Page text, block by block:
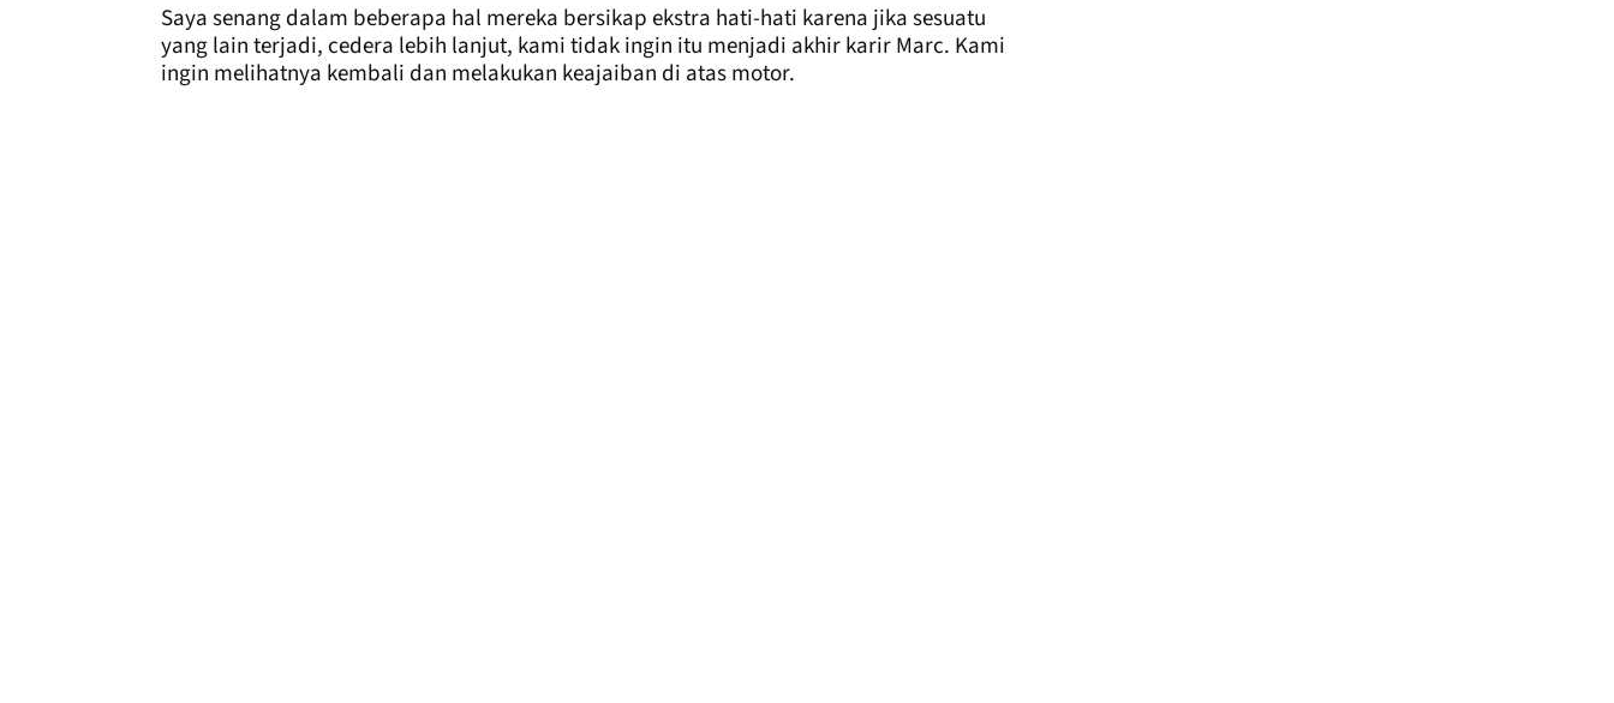
Saya senang dalam beberapa hal mereka bersikap ekstra hati-hati karena jika sesuatu
yang lain terjadi, cedera lebih lanjut, kami tidak ingin itu menjadi akhir karir Marc. Kami
ingin melihatnya kembali dan melakukan keajaiban di atas motor.